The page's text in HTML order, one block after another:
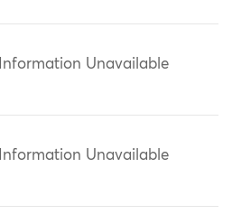
Information Unavailable
Information Unavailable